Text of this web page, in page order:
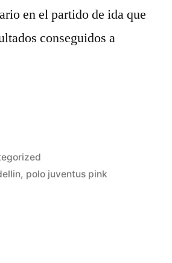
en el partido de ida que
conseguidos a
, polo juventus pink